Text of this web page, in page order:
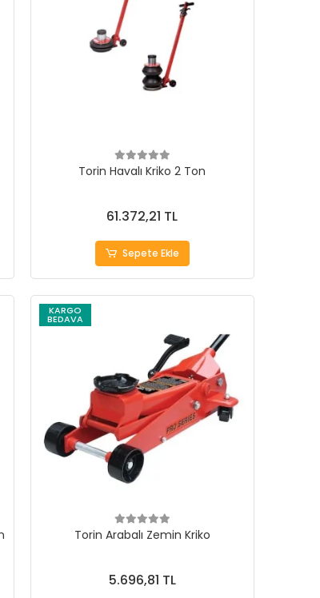
Torin Havalı Kriko 2 Ton
61.372,21 TL
Sepete Ekle
KARGO
BEDAVA
Torin Arabalı Zemin Kriko
5.696,81 TL